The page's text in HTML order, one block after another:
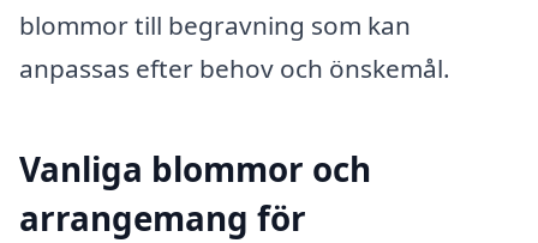
blommor till begravning som kan
anpassas efter behov och önskemål.
Vanliga blommor och
arrangemang för